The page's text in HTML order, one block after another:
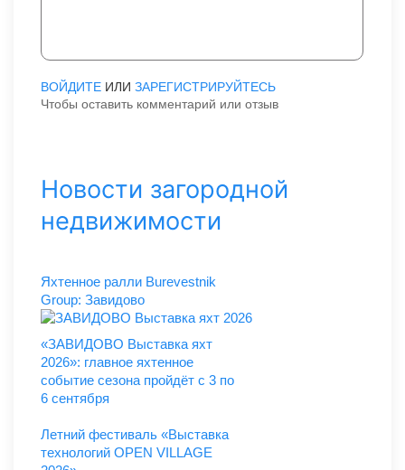
ВОЙДИТЕ ИЛИ ЗАРЕГИСТРИРУЙТЕСЬ
Чтобы оставить комментарий или отзыв
Новости загородной
недвижимости
Яхтенное ралли Burevestnik
Group: Завидово
«ЗАВИДОВО Выставка яхт
2026»: главное яхтенное
событие сезона пройдёт с 3 по
6 сентября
Летний фестиваль «Выставка
технологий OPEN VILLAGE